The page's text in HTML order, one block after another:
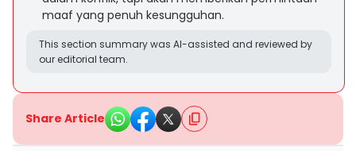
maaf yang penuh kesungguhan.
This section summary was AI-assisted and reviewed by
our editorial team.
Share Article